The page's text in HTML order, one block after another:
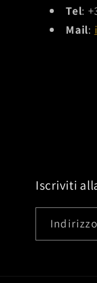
Tel:
Mail:
Iscriviti